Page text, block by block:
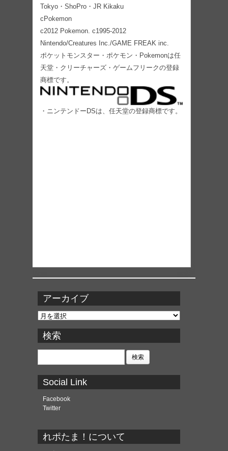
Tokyo・ShoPro・JR Kikaku
cPokemon
c2012 Pokemon. c1995-2012
Nintendo/Creatures Inc./GAME FREAK inc.
ポケットモンスター・ポケモン・Pokemonは任
天堂・クリーチャーズ・ゲームフリークの登録
商標です。
・ニンテンドーDSは、任天堂の登録商標です。
アーカイブ
ア
カ
イ
ブ
検索
検
Social Link
Facebook
Twitter
れポたま！について